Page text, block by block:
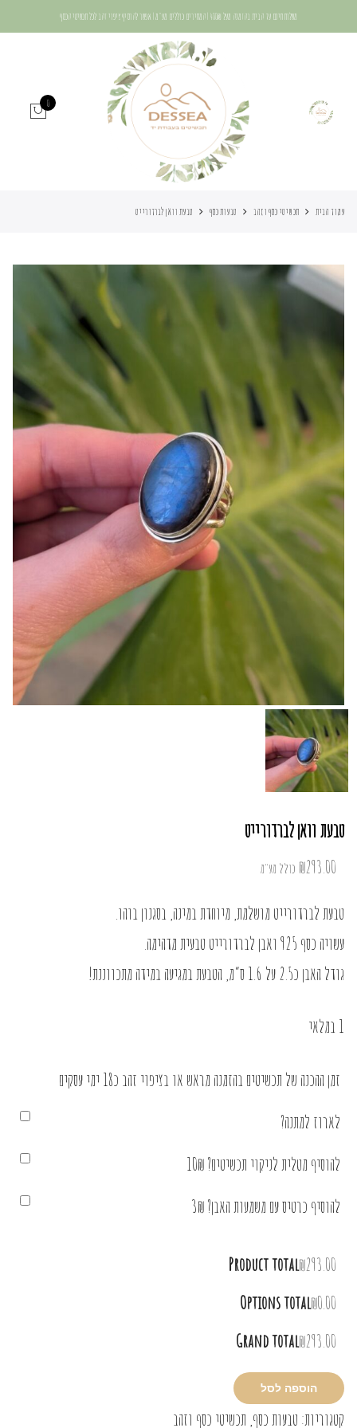
משלוח חינם עד הבית בהזמנה מעל 400₪ | המחירים כוללים מע"מ | אפשר להוסיף ציפוי זהב לכל תכשיטי הכסף
0
עמוד הבית תכשיטי כסף וזהב טבעות כסף טבעת וואן לברדורייט
טבעת וואן לברדורייט
₪293.00 כולל מע"מ
טבעת לברדורייט מושלמת, מיוחדת במינה, בסגנון בוהו.
עשויה כסף 925 ואבן לברדורייט טבעית מדהימה.
גודל האבן כ2.5 על 1.6 ס”מ, הטבעת במגיעה במידה מתכווננת!
1 במלאי
זמן ההכנה של תכשיטים בהזמנה מראש או בציפוי זהב כ18 ימי עסקים
לארוז למתנה?
להוסיף מטלית לניקוי תכשיטים? 10₪
להוסיף כרטיס עם משמעות האבן? 3₪
Product total₪293.00
Options total₪0.00
Grand total₪293.00
הוספה לסל
קטגוריות: טבעות כסף תכשיטי כסף וזהב